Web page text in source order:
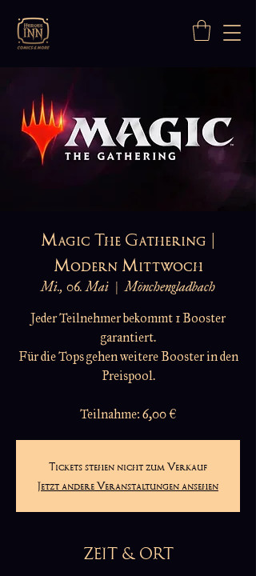
Magic The Gathering |
Modern Mittwoch
Mi., 06. Mai
  |
Mönchengladbach
Jeder Teilnehmer bekommt 1 Booster
garantiert.
Für die Tops gehen weitere Booster in den
Preispool.
Teilnahme: 6,00 €
Tickets stehen nicht zum Verkauf
Jetzt andere Veranstaltungen ansehen
ZEIT & ORT